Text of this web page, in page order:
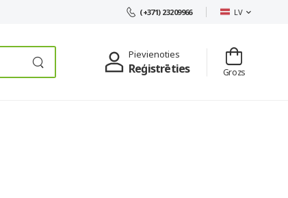
(+371) 23209966 LV
Pievienoties
Reģistrēties Grozs